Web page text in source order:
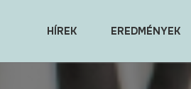
HÍREK EREDMÉNYEK